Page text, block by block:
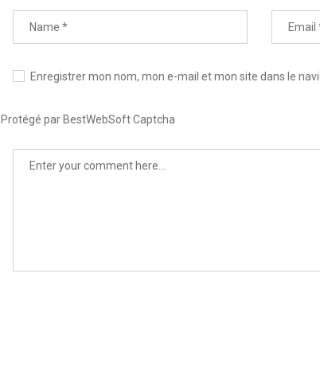
Enregistrer mon nom, mon e-mail et mon site dans le
Protégé par BestWebSoft Captcha